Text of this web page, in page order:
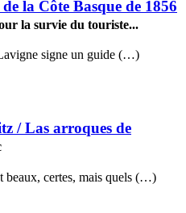
la Côte Basque de 1856
la survie du touriste...
signe un guide (…)
/ Las arroques de
beaux, certes, mais quels (…)